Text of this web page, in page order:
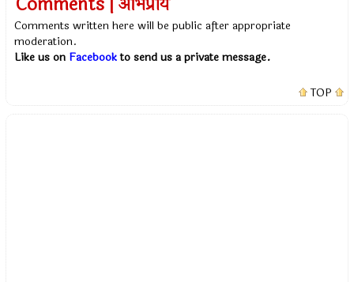
Comments written here will be public after appropriate
moderation.
Like us on Facebookto send us a private message.
TOP